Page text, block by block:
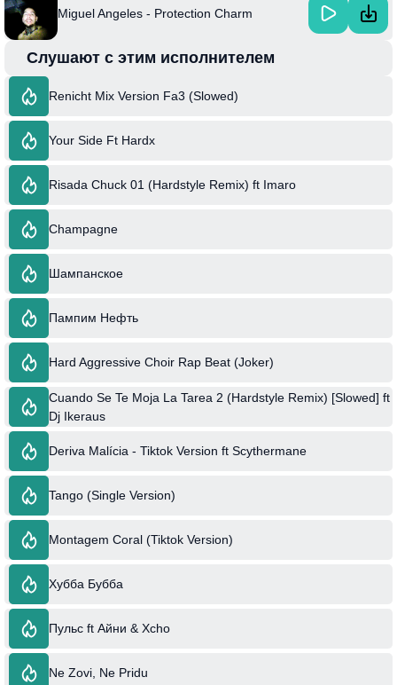
Miguel Angeles - Protection Charm
Слушают с этим исполнителем
Renicht Mix Version Fa3 (Slowed)
Your Side Ft Hardx
Risada Chuck 01 (Hardstyle Remix) ft Imaro
Champagne
Шампанское
Пампим Нефть
Hard Aggressive Choir Rap Beat (Joker)
Cuando Se Te Moja La Tarea 2 (Hardstyle Remix) [Slowed] ft
Dj Ikeraus
Deriva Malícia - Tiktok Version ft Scythermane
Tango (Single Version)
Montagem Coral (Tiktok Version)
Хубба Бубба
Пульс ft Айни & Xcho
Ne Zovi, Ne Pridu